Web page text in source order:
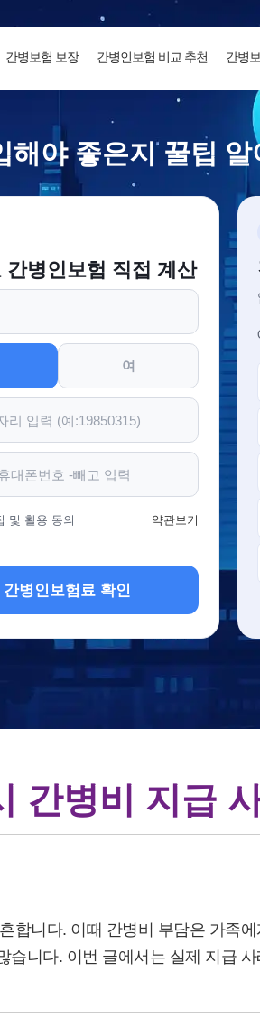
간병보험 보장 간병인보험 비교 추천 간병
해야 좋은지 꿀팁
간병인보험 직접 계산
여
및 활용 동의 약관보기
간병인보험료 확인
간병비 지급
합니다. 이때 간병비 부담은 가족
니다. 이번 글에서는 실제 지급